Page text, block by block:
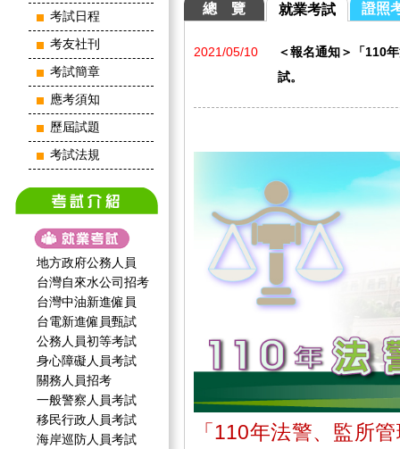
考試日程
考友社刊
考試簡章
應考須知
歷屆試題
考試法規
地方政府公務人員
台灣自來水公司招考
台灣中油新進僱員
台電新進僱員甄試
公務人員初等考試
身心障礙人員考試
關務人員招考
一般警察人員考試
移民行政人員考試
海岸巡防人員考試
總 覽 就業考試 證照
2021/05/10
＜報名通知＞「110
試。
「110年法警、監所